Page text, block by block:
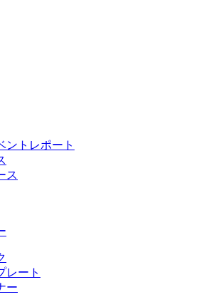
ントレポート
ス
レート
ー